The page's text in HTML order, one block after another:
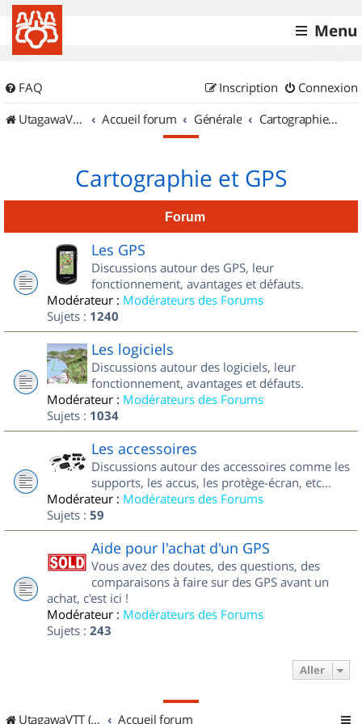
Menu
FAQ Connexion
Inscription
UtagawaVTT (Randos VTT et VTTAE avec traces GPS)
Accueil forum Générale Cartographie et GPS
Cartographie et GPS
Forum
Les GPS
Discussions autour des GPS, leur
fonctionnement, avantages et défauts.
Modérateur : Modérateurs des Forums
Sujets : 1240
Les logiciels
Discussions autour des logiciels, leur
fonctionnement, avantages et défauts.
Modérateur : Modérateurs des Forums
Sujets : 1034
Les accessoires
Discussions autour des accessoires comme les
supports, les accus, les protège-écran, etc...
Modérateur : Modérateurs des Forums
Sujets : 59
Aide pour l'achat d'un GPS
Vous avez des doutes, des questions, des
comparaisons à faire sur des GPS avant un
achat, c'est ici !
Modérateur : Modérateurs des Forums
Sujets : 243
Aller
UtagawaVTT (Randos VTT et VTTAE avec traces GPS) Accueil forum